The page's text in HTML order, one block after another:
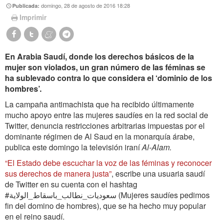
Publicada:domingo, 28 de agosto de 2016 18:28
Imprimir
En Arabia Saudí, donde los derechos básicos de la
mujer son violados, un gran número de las féminas se
ha sublevado contra lo que considera el ‘dominio de los
hombres’.
La campaña antimachista que ha recibido últimamente
mucho apoyo entre las mujeres saudíes en la red social de
Twitter, denuncia restricciones arbitrarias impuestas por el
dominante régimen de Al Saud en la monarquía árabe,
publica este domingo la televisión iraníAl-Alam.
“El Estado debe escuchar la voz de las féminas y reconocer
sus derechos de manera justa”, escribe una usuaria saudí
de Twitter en su cuenta con el hashtag
#سعوديات_نطالب_باسقاط_الولاية (Mujeres saudíes pedimos
fin del domino de hombres), que se ha hecho muy popular
en el reino saudí.